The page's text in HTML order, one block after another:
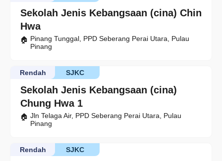
Sekolah Jenis Kebangsaan (cina) Chin
Hwa
Pinang Tunggal, PPD Seberang Perai Utara, Pulau
Pinang
Sekolah Jenis Kebangsaan (cina)
Chung Hwa 1
SJKC
Rendah
Jln Telaga Air, PPD Seberang Perai Utara, Pulau
Pinang
SJKC
Rendah